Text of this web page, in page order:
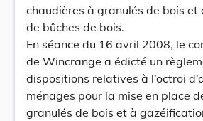
chaudières à granulés de bois
de bûches de bois.
En séance du 16 avril 2008, le
de Wincrange a édicté un
dispositions relatives à l’octroi
ménages pour la mise en place
granulés de bois et à